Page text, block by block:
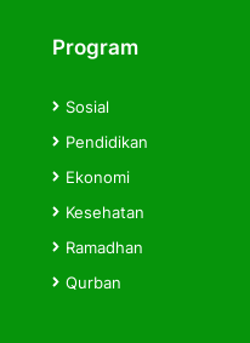
Program
Sosial
Pendidikan
Ekonomi
Kesehatan
Ramadhan
Qurban